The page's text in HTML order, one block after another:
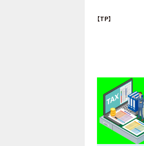
【TP】